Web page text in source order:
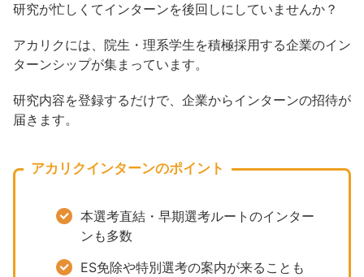
研究が忙しくてインターンを後回しにしていませんか？
アカリクには、院生・理系学生を積極採用する企業のイン
ターンシップが集まっています。
研究内容を登録するだけで、企業からインターンの招待が
届きます。
アカリクインターンのポイント
本選考直結・早期選考ルートのインター
ンも多数
ES免除や特別選考の案内が来ることも